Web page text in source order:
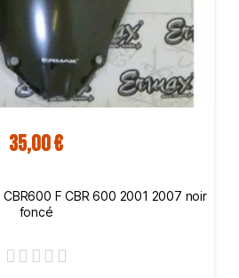
35,00 €
CBR600 F CBR 600 2001 2007 noir
foncé
    